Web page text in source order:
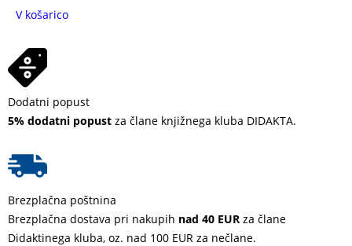
V košarico
Dodatni popust
5% dodatni popust za člane knjižnega kluba DIDAKTA.
Brezplačna poštnina
Brezplačna dostava pri nakupih nad 40 EUR za člane
Didaktinega kluba, oz. nad 100 EUR za nečlane.